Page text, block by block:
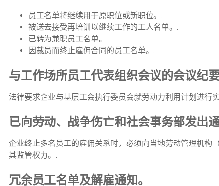
员工名单将继续用于原职位或新职位。.
被送去接受再培训以继续工作的工人名单。.
已转为兼职员工名单。.
因裁员而终止雇佣合同的员工名单。.
与工作场所员工代表组织会议的会议纪
法律要求企业与基层工会执行委员会就劳动力利用计划进行
已向劳动、战争伤亡和社会事务部发出
企业终止多名员工的雇佣关系时，必须向当地劳动管理机构
其监管权力。.
冗余员工名单及解雇通知。